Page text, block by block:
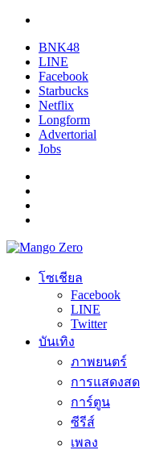
BNK48
LINE
Facebook
Starbucks
Netflix
Longform
Advertorial
Jobs
โซเชียล
Facebook
LINE
Twitter
บันเทิง
ภาพยนตร์
การแสดงสด
การ์ตูน
ซีรีส์
เพลง